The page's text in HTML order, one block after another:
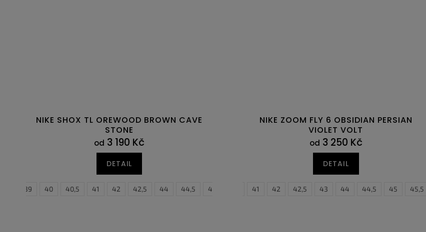
NIKE SHOX TL OREWOOD BROWN CAVE
STONE
od 3 190 Kč
DETAIL
39 40 40,5 41 42 42,5 44 44,5 45 47 47,5
NIKE ZOOM FLY 6 OBSIDIAN PERSIAN
VIOLET VOLT
od 3 250 Kč
DETAIL
38,5 39 40 41 42 42,5 43 44 44,5 45 45,539